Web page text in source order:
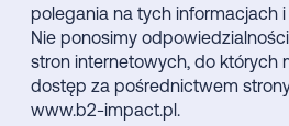
polegania na tych informacjach i
Nie ponosimy
stron internetowych, do których
dostęp za pośrednictwem
www.b2-impact.pl.